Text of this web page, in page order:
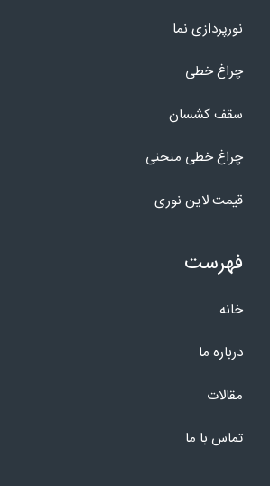
نورپردازی نما
چراغ خطی
سقف کشسان
چراغ خطی منحنی
قیمت لاین نوری
فهرست
خانه
درباره ما
مقالات
تماس با ما